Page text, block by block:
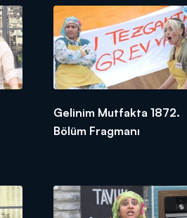
Gelinim Mutfakta 1872.
Bölüm Fragmanı